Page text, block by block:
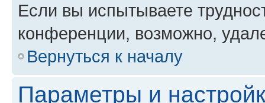
Если вы испытываете
конференции, возможно,
Вернуться к началу
Параметры и